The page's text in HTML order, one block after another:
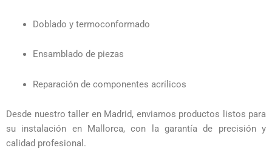
Doblado y termoconformado
Ensamblado de piezas
Reparación de componentes acrílicos
Desde nuestro taller en Madrid, enviamos productos listos para
su instalación en Mallorca, con la garantía de precisión y
calidad profesional.